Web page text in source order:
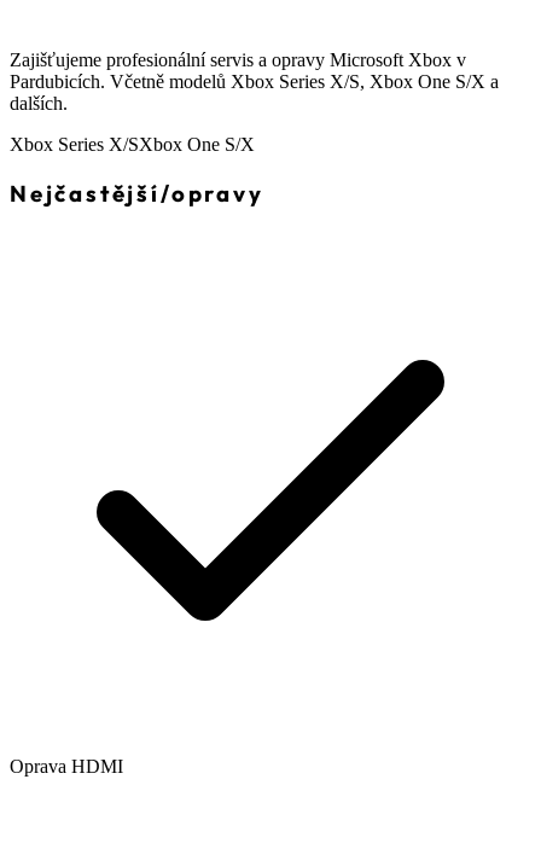
Zajišťujeme profesionální servis a opravy Microsoft Xbox v
Pardubicích. Včetně modelů Xbox Series X/S, Xbox One S/X a
dalších.
Xbox Series X/SXbox One S/X
Nejčastější/opravy
Oprava HDMI